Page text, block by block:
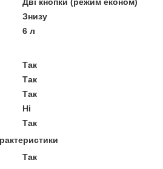
Знизу
6 л
Так
Так
Так
Ні
Так
Так